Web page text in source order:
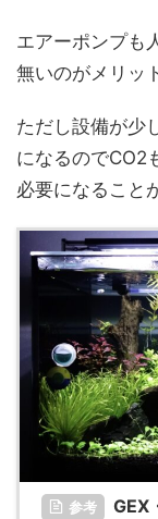
エアーポンプも
無いのがメリッ
ただし設備が少
になるのでCO2
必要になること
参考 GEX